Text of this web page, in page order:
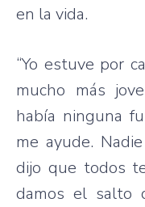
en la vida.
“Yo estuve por
mucho más
había ninguna
me ayude.
dijo que todos
damos el salto